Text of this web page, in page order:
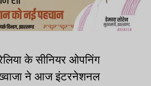
के सीनियर ओपनिंग
ने आज इंटरनेशनल